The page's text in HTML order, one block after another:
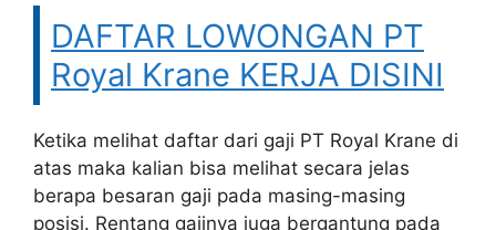
DAFTAR LOWONGAN PT
Royal Krane KERJA DISINI
Ketika melihat daftar dari gaji PT Royal Krane di
atas maka kalian bisa melihat secara jelas
berapa besaran gaji pada masing-masing
posisi. Rentang gajinya juga bergantung pada